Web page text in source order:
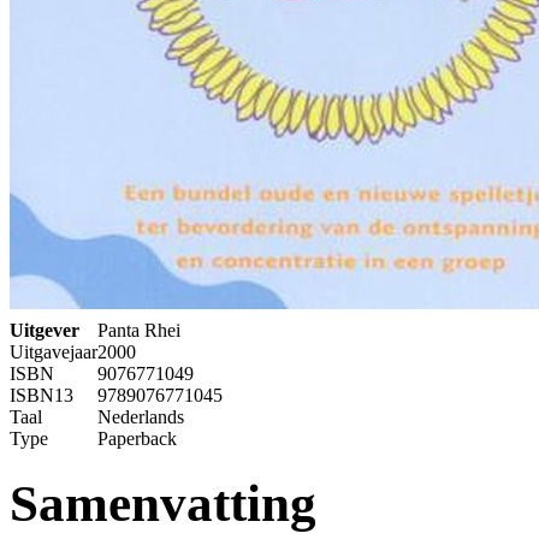
Uitgever
Panta Rhei
Uitgavejaar2000
ISBN
9076771049
ISBN13
9789076771045
Taal
Nederlands
Type
Paperback
Samenvatting